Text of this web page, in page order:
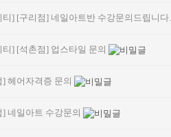
티] [구리점] 네일아트반 수강문의드립니다.
티] [석촌점] 업스타일 문의
] 헤어자격증 문의
] 네일아트 수강문의